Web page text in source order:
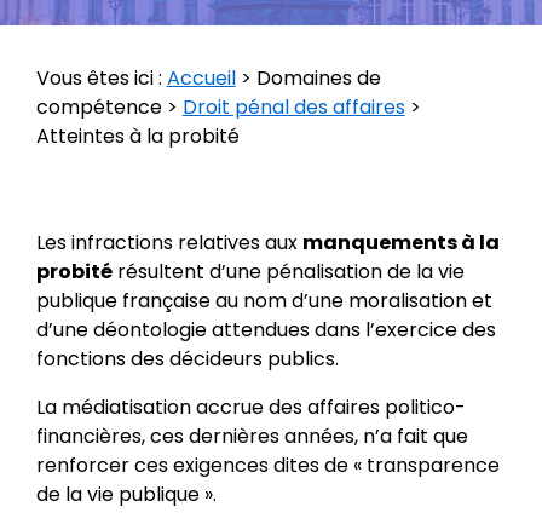
Vous êtes ici : Accueil> Domaines de
compétence> Droit pénal des affaires>
Atteintes à la probité
Les infractions relatives aux manquements à la
probitérésultent d’une pénalisation de la vie
publique française au nom d’une moralisation et
d’une déontologie attendues dans l’exercice des
fonctions des décideurs publics.
La médiatisation accrue des affaires politico-
financières, ces dernières années, n’a fait que
renforcer ces exigences dites de « transparence
de la vie publique ».